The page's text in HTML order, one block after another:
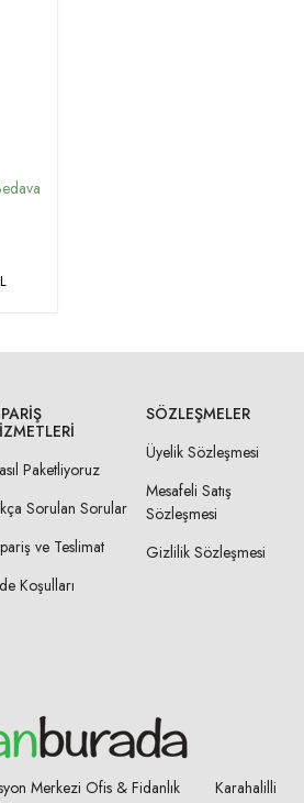
Paketliyoruz
Sorulan Sorular
ve Teslimat
Koşulları
SÖZLEŞMELER
Üyelik Sözleşmesi
Mesafeli Satış
Sözleşmesi
Gizlilik Sözleşmesi
Merkezi Ofis & Fidanlık Karahalilli